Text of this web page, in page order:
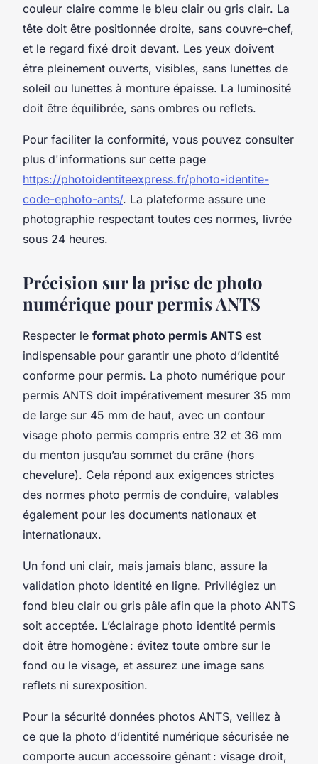
couleur claire comme le bleu clair ou gris clair. La
tête doit être positionnée droite, sans couvre-chef,
et le regard fixé droit devant. Les yeux doivent
être pleinement ouverts, visibles, sans lunettes de
soleil ou lunettes à monture épaisse. La luminosité
doit être équilibrée, sans ombres ou reflets.
Pour faciliter la conformité, vous pouvez consulter
plus d'informations sur cette page
https://photoidentiteexpress.fr/photo-identite-
code-ephoto-ants/. La plateforme assure une
photographie respectant toutes ces normes, livrée
sous 24 heures.
Précision sur la prise de photo
numérique pour permis ANTS
Respecter le format photo permis ANTS est
indispensable pour garantir une photo d’identité
conforme pour permis. La photo numérique pour
permis ANTS doit impérativement mesurer 35 mm
de large sur 45 mm de haut, avec un contour
visage photo permis compris entre 32 et 36 mm
du menton jusqu’au sommet du crâne (hors
chevelure). Cela répond aux exigences strictes
des normes photo permis de conduire, valables
également pour les documents nationaux et
internationaux.
Un fond uni clair, mais jamais blanc, assure la
validation photo identité en ligne. Privilégiez un
fond bleu clair ou gris pâle afin que la photo ANTS
soit acceptée. L’éclairage photo identité permis
doit être homogène : évitez toute ombre sur le
fond ou le visage, et assurez une image sans
reflets ni surexposition.
Pour la sécurité données photos ANTS, veillez à
ce que la photo d’identité numérique sécurisée ne
comporte aucun accessoire gênant : visage droit,